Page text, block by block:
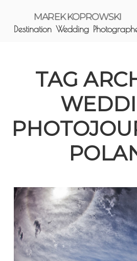
MAREK KOPROWSKI
Destination Wedding
TAG